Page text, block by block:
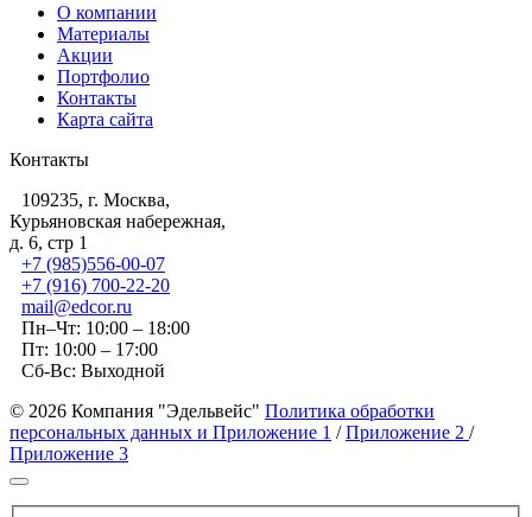
О компании
Материалы
Акции
Портфолио
Контакты
Карта сайта
Контакты
109235, г. Москва,
Курьяновская набережная,
д. 6, стр 1
+7 (985)556-00-07
+7 (916) 700-22-20
mail@edcor.ru
Пн–Чт: 10:00 – 18:00
Пт: 10:00 – 17:00
Сб-Вс: Выходной
© 2026 Компания "Эдельвейс" Политика обработки
персональных данных и Приложение 1 /Приложение 2 /
Приложение 3